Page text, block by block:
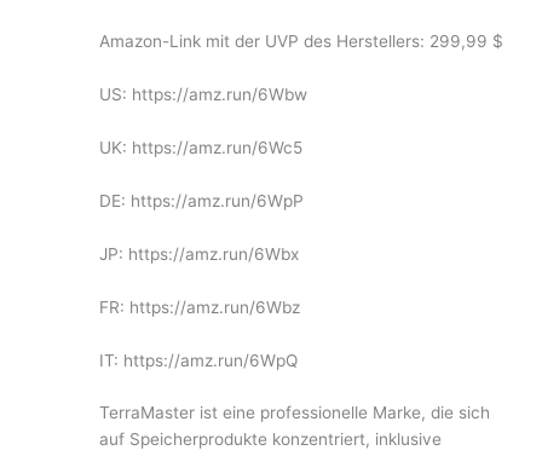
Amazon-Link mit der UVP des Herstellers: 299,99 $
US: https://amz.run/6Wbw
UK: https://amz.run/6Wc5
DE: https://amz.run/6WpP
JP: https://amz.run/6Wbx
FR: https://amz.run/6Wbz
IT: https://amz.run/6WpQ
TerraMaster ist eine professionelle Marke, die sich
auf Speicherprodukte konzentriert, inklusive